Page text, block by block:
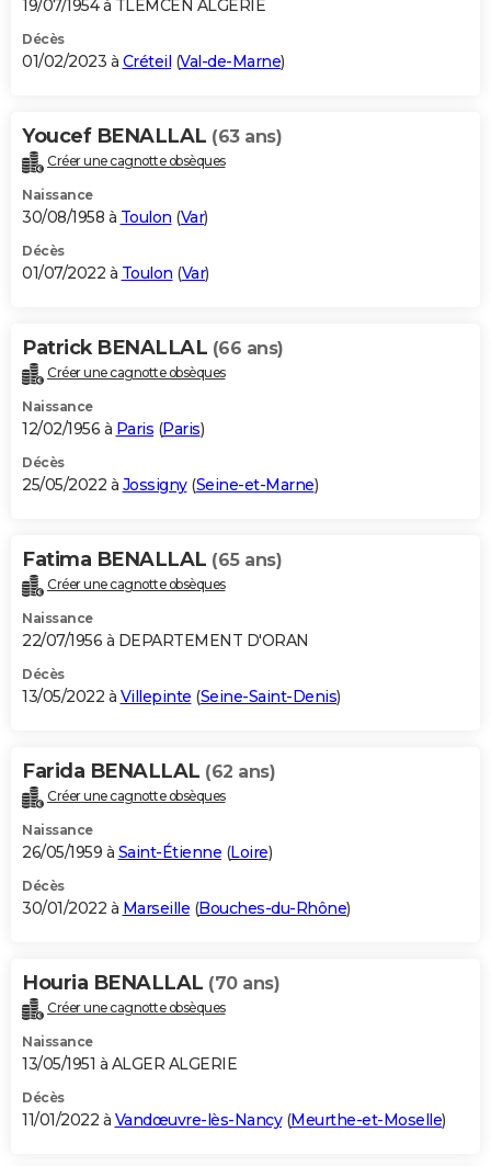
19/07/1954 à TLEMCEN ALGERIE
Décès
01/02/2023 à Créteil (Val-de-Marne)
Youcef BENALLAL (63 ans)
Créer une cagnotte obsèques
Naissance
30/08/1958 à Toulon (Var)
Décès
01/07/2022 à Toulon (Var)
Patrick BENALLAL (66 ans)
Créer une cagnotte obsèques
Naissance
12/02/1956 à Paris (Paris)
Décès
25/05/2022 à Jossigny(Seine-et-Marne)
Fatima BENALLAL (65 ans)
Créer une cagnotte obsèques
Naissance
22/07/1956 à DEPARTEMENT D'ORAN
Décès
13/05/2022 à Villepinte (Seine-Saint-Denis)
Farida BENALLAL (62 ans)
Créer une cagnotte obsèques
Naissance
26/05/1959 à Saint-Étienne (Loire)
Décès
30/01/2022 à Marseille (Bouches-du-Rhône)
Houria BENALLAL (70 ans)
Créer une cagnotte obsèques
Naissance
13/05/1951 à ALGER ALGERIE
Décès
11/01/2022 à Vandœuvre-lès-Nancy(Meurthe-et-Moselle)